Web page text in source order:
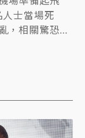
人士當場死
，相關驚恐畫